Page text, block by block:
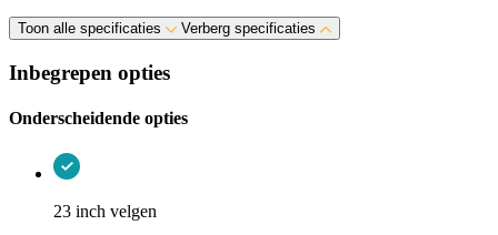
Toon alle specificaties Verberg specificaties
Inbegrepen opties
Onderscheidende opties
23 inch velgen